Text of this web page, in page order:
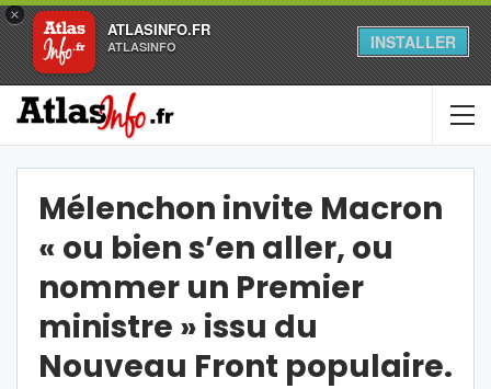
×
ATLASINFO.FR
ATLASINFO INSTALLER
Mélenchon invite Macron
« ou bien s’en aller, ou
nommer un Premier
ministre » issu du
Nouveau Front populaire.